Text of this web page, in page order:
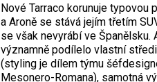
Nové Tarraco korunuje typovou
a Aroně se stává jejím třetím
se však nevyrábí ve Španělsku.
významně podílelo vlastní
(styling je dílem týmu
Mesonero-Romana), samotná